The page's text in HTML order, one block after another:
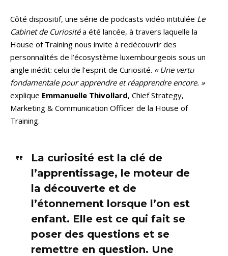
Côté dispositif, une série de podcasts vidéo intitulée Le
Cabinet de Curiositéa été lancée, à travers laquelle la
House of Training nous invite à redécouvrir des
personnalités de l’écosystème luxembourgeois sous un
angle inédit: celui de l’esprit de Curiosité. « Une vertu
fondamentale pour apprendre et réapprendre encore. »
explique Emmanuelle Thivollard, Chief Strategy,
Marketing & Communication Officer de la House of
Training.
La curiosité est la clé de
l’apprentissage, le moteur de
la découverte et de
l’étonnement lorsque l’on est
enfant. Elle est ce qui fait se
poser des questions et se
remettre en question. Une